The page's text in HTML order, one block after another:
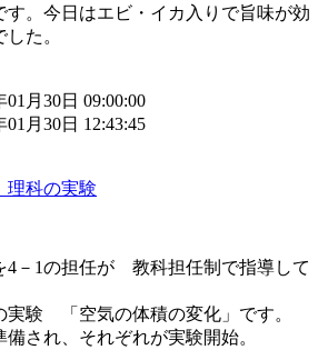
。今日はエビ・イカ入りで旨味が効
た。
月30日 09:00:00
月30日 12:43:45
科の実験
4－1の担任が 教科担任制で指導して
験 「空気の体積の変化」です。
され、それぞれが実験開始。